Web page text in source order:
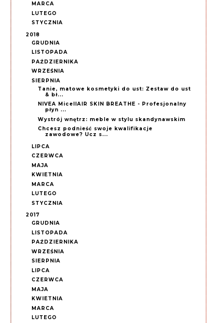
MARCA
LUTEGO
STYCZNIA
2018
GRUDNIA
LISTOPADA
PAŹDZIERNIKA
WRZEŚNIA
SIERPNIA
Tanie, matowe kosmetyki do ust: Zestaw do ust
& bł...
NIVEA MicellAIR SKIN BREATHE - Profesjonalny
płyn ...
Wystrój wnętrz: meble w stylu skandynawskim
Chcesz podnieść swoje kwalifikacje
zawodowe? Ucz s...
LIPCA
CZERWCA
MAJA
KWIETNIA
MARCA
LUTEGO
STYCZNIA
2017
GRUDNIA
LISTOPADA
PAŹDZIERNIKA
WRZEŚNIA
SIERPNIA
LIPCA
CZERWCA
MAJA
KWIETNIA
MARCA
LUTEGO